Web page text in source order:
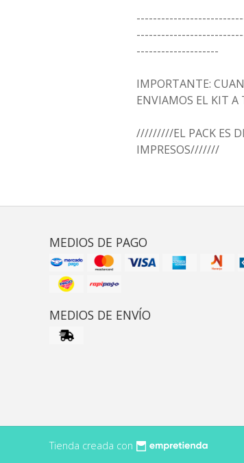
--------------------
IMPORTANTE:
ENVIAMOS EL KIT A
/////////EL PACK ES
IMPRESOS///////
MEDIOS DE PAGO
MEDIOS DE ENVÍO
Tienda creada con